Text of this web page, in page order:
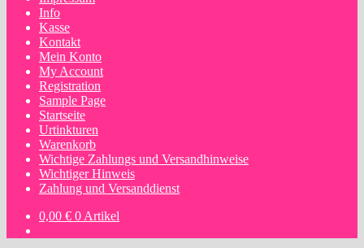
Info
Kasse
Kontakt
Mein Konto
My Account
Registration
Sample Page
Startseite
Urtinkturen
Warenkorb
Wichtige Zahlungs und Versandhinweise
Wichtiger Hinweis
Zahlung und Versanddienst
0,00 € 0 Artikel